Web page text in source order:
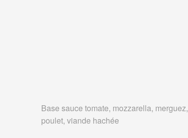
Base sauce tomate, mozzarella, merguez,
poulet, viande hachée